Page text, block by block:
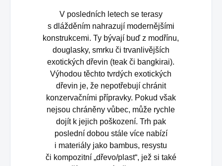
V posledních letech se terasy
s dlážděním nahrazují modernějšími
konstrukcemi. Ty bývají buď z modřínu,
douglasky, smrku či trvanlivějších
exotických dřevin (teak či bangkirai).
Výhodou těchto tvrdých exotických
dřevin je, že nepotřebují chránit
konzervačními přípravky. Pokud však
nejsou chráněny vůbec, může rychle
dojít k jejich poškození. Trh pak
poslední dobou stále více nabízí
i materiály jako bambus, resystu
či kompozitní „dřevo/plast“, jež si také